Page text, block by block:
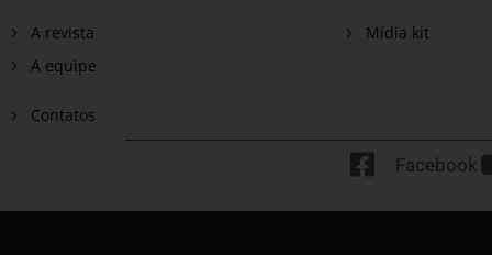
A revista
A equipe
Contatos
Mídia kit
Facebook